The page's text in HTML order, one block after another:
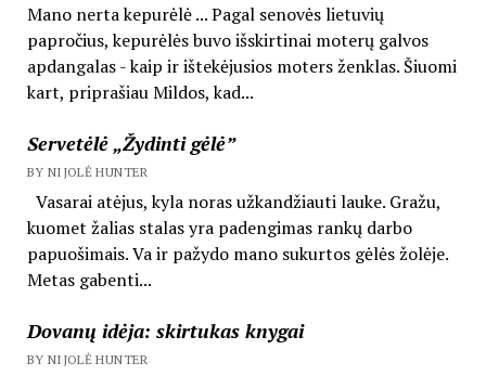
Mano nerta kepurėlė ... Pagal senovės lietuvių
papročius, kepurėlės buvo išskirtinai moterų galvos
apdangalas - kaip ir ištekėjusios moters ženklas. Šiuomi
kart, priprašiau Mildos, kad...
Servetėlė „Žydinti gėlė”
BY NIJOLĖ HUNTER
Vasarai atėjus, kyla noras užkandžiauti lauke. Gražu,
kuomet žalias stalas yra padengimas rankų darbo
papuošimais. Va ir pažydo mano sukurtos gėlės žolėje.
Metas gabenti...
Dovanų idėja: skirtukas knygai
BY NIJOLĖ HUNTER